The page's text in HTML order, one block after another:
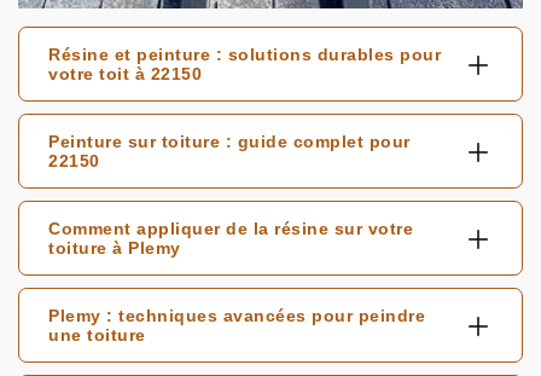
Résine et peinture : solutions durables pour
votre toit à 22150
Peinture sur toiture : guide complet pour
22150
Comment appliquer de la résine sur votre
toiture à Plemy
Plemy : techniques avancées pour peindre
une toiture